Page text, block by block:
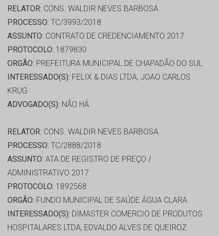
RELATOR: CONS. WALDIR NEVES BARBOSA
PROCESSO: TC/3993/2018
ASSUNTO: CONTRATO DE CREDENCIAMENTO 2017
PROTOCOLO: 1879830
ORGÃO: PREFEITURA MUNICIPAL DE CHAPADÃO DO SUL
INTERESSADO(S): FELIX & DIAS LTDA, JOAO CARLOS
KRUG
ADVOGADO(S): NÃO HÁ
RELATOR: CONS. WALDIR NEVES BARBOSA
PROCESSO: TC/2888/2018
ASSUNTO: ATA DE REGISTRO DE PREÇO /
ADMINISTRATIVO 2017
PROTOCOLO: 1892568
ORGÃO: FUNDO MUNICIPAL DE SAÚDE ÁGUA CLARA
INTERESSADO(S): DIMASTER COMERCIO DE PRODUTOS
HOSPITALARES LTDA, EDVALDO ALVES DE QUEIROZ